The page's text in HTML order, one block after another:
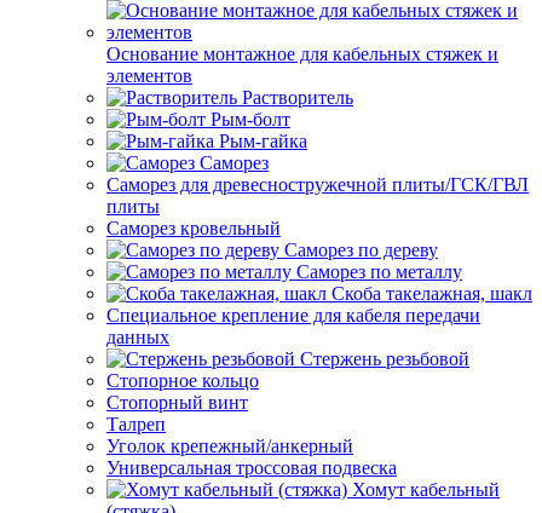
Основание монтажное для кабельных стяжек и
элементов
Растворитель
Рым-болт
Рым-гайка
Саморез
Саморез для древесностружечной плиты/ГСК/ГВЛ
плиты
Саморез кровельный
Саморез по дереву
Саморез по металлу
Скоба такелажная, шакл
Специальное крепление для кабеля передачи
данных
Стержень резьбовой
Стопорное кольцо
Стопорный винт
Талреп
Уголок крепежный/анкерный
Универсальная троссовая подвеска
Хомут кабельный